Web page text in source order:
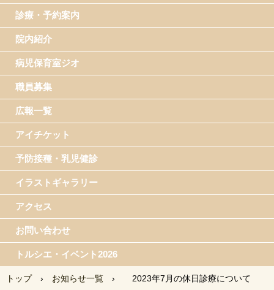
診療・予約案内
院内紹介
病児保育室ジオ
職員募集
広報一覧
アイチケット
予防接種・乳児健診
イラストギャラリー
アクセス
お問い合わせ
トルシエ・イベント2026
トップ › お知らせ一覧 › 2023年7月の休日診療について